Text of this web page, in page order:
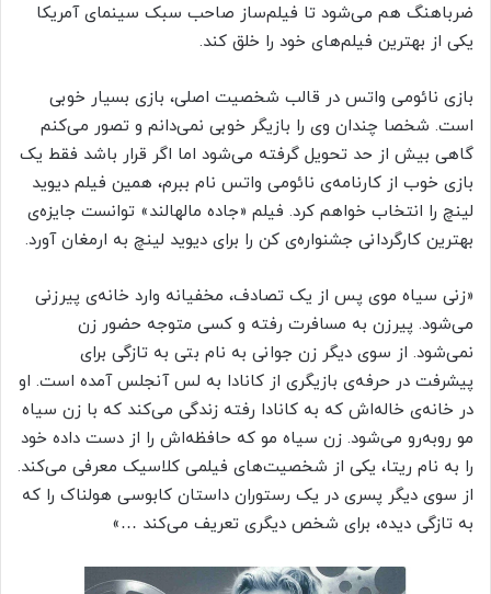
ضرباهنگ هم می‌شود تا فیلم‌ساز صاحب سبک سینمای آمریکا
یکی از بهترین فیلم‌های خود را خلق کند.
بازی نائومی واتس در قالب شخصیت اصلی، بازی بسیار خوبی
است. شخصا چندان وی را بازیگر خوبی نمی‌دانم و تصور می‌کنم
گاهی بیش از حد تحویل گرفته می‌شود اما اگر قرار باشد فقط یک
بازی خوب از کارنامه‌ی نائومی واتس نام ببرم، همین فیلم دیوید
لینچ را انتخاب خواهم کرد. فیلم «جاده مالهالند» توانست جایزه‌ی
بهترین کارگردانی جشنواره‌ی کن را برای دیوید لینچ به ارمغان آورد.
«زنی سیاه موی پس از یک تصادف، مخفیانه وارد خانه‌ی پیرزنی
می‌شود. پیرزن به مسافرت رفته و کسی متوجه حضور زن
نمی‌شود. از سوی دیگر زن جوانی به نام بتی به تازگی برای
پیشرفت در حرفه‌ی بازیگری از کانادا به لس آنجلس آمده است. او
در خانه‌ی خاله‌اش که به کانادا رفته زندگی می‌کند که با زن سیاه
مو روبه‌رو می‌شود. زن سیاه مو که حافظه‌اش را از دست داده خود
را به نام ریتا، یکی از شخصیت‌های فیلمی کلاسیک معرفی می‌کند.
از سوی دیگر پسری در یک رستوران داستان کابوسی هولناک را که
به تازگی دیده، برای شخص دیگری تعریف می‌کند …»